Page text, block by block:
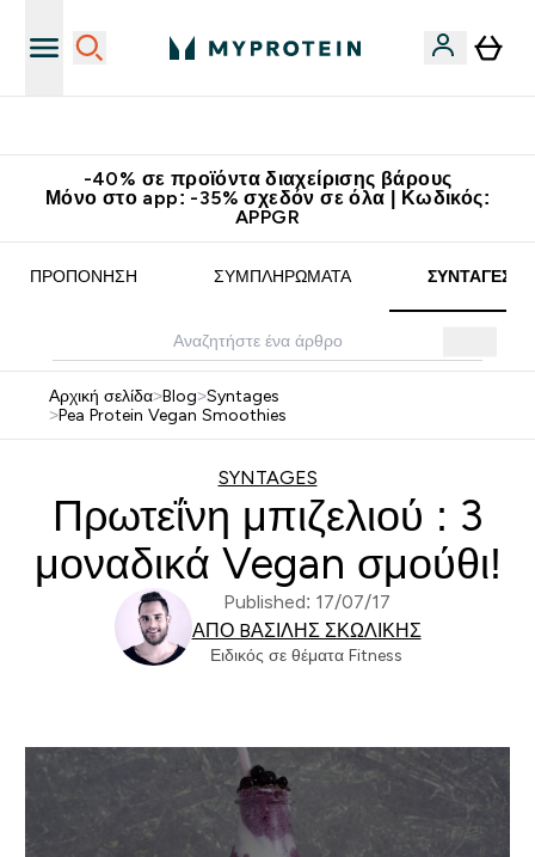
-40% σε προϊόντα διαχείρισης βάρους
Μόνο στο app: -35% σχεδόν σε όλα | Κωδικός:
APPGR
ΠΡΟΠΌΝΗΣΗ ΣΥΜΠΛΗΡΏΜΑΤΑ ΣΥΝΤΑΓΈΣ
Αρχική σελίδα>Blog>Syntages
>Pea Protein Vegan Smoothies
SYNTAGES
Πρωτεΐνη μπιζελιού : 3
μοναδικά Vegan σμούθι!
Published: 17/07/17
ΑΠΌ BΑΣΊΛΗΣ ΣΚΩΛΊΚΗΣ
Ειδικός σε θέματα Fitness